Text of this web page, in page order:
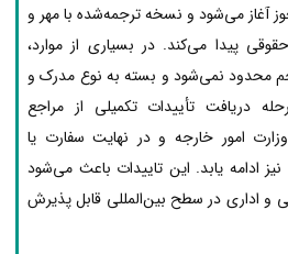
آغاز می‌شود و نسخه ترجمه‌شده با مهر و
پیدا می‌کند. در بسیاری از موارد،
محدود نمی‌شود و بسته به نوع مدرک و
دریافت تأییدات تکمیلی از مراجع
امور خارجه و در نهایت سفارت یا
ادامه یابد. این تاییدات باعث می‌شود
و اداری در سطح بین‌المللی قابل پذیرش